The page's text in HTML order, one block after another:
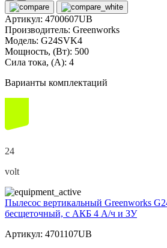
Артикул: 4700607UB
Производитель: Greenworks
Модель: G24SVK4
Мощность, (Вт): 500
Сила тока, (А): 4
Варианты комплектаций
24
volt
Пылесос вертикальный Greenworks
бесщеточный, с АКБ 4 А/ч и ЗУ
Артикул: 4701107UB